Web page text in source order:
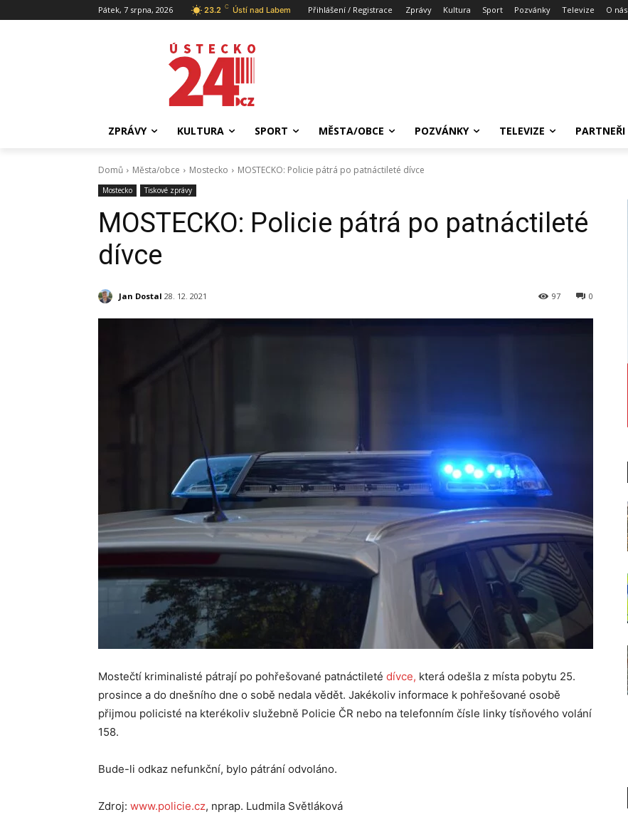
Pátek, 7 srpna, 2026 23.2 C Ústí nad Labem Přihlášení / Registrace Zprávy Kultura Sport Pozvánky Televize O nás
ZPRÁVY KULTURA SPORT MĚSTA/OBCE POZVÁNKY TELEVIZE PARTNEŘI
Domů Města/obce Mostecko MOSTECKO: Policie pátrá po patnáctileté dívce
Mostecko Tiskové zprávy
MOSTECKO: Policie pátrá po patnáctileté
dívce
Jan Dostal 28. 12. 2021 0
97
Mostečtí kriminalisté pátrají po pohřešované patnáctileté dívce, která odešla z místa pobytu 25.
prosince a do dnešního dne o sobě nedala vědět. Jakékoliv informace k pohřešované osobě
přijmou policisté na kterékoliv služebně Policie ČR nebo na telefonním čísle linky tísňového volání
158.
Bude-li odkaz nefunkční, bylo pátrání odvoláno.
Zdroj: www.policie.cz, nprap. Ludmila Světláková